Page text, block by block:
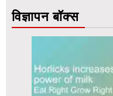
विज्ञापन बॉक्स